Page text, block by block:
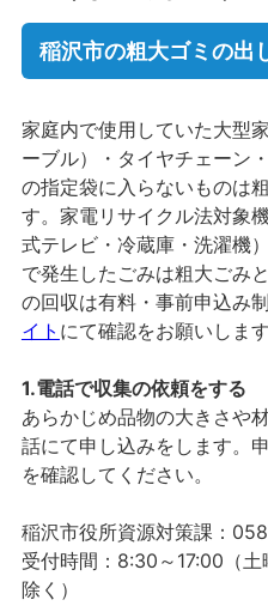
稲沢市の粗大ゴミの出
家庭内で使用していた大型
ーブル）・タイヤチェーン
の指定袋に入らないものは
す。家電リサイクル法対象
式テレビ・冷蔵庫・洗濯機
で発生したごみは粗大ごみ
の回収は有料・事前申込み
イト にて確認をお願いします
1.電話で収集の依頼をする
あらかじめ品物の大きさや
話にて申し込みをします。
を確認してください。
稲沢市役所資源対策課：
受付時間：8:30～17:00（
除く）